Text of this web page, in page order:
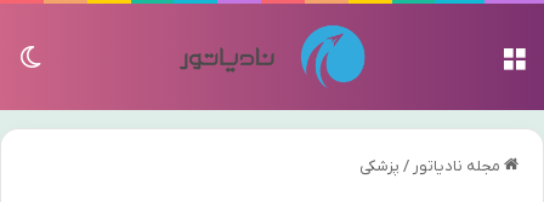
مجله نادیاتور / پزشکی